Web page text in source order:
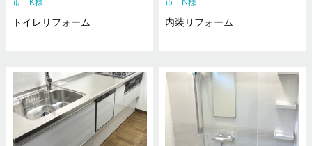
トイレリフォーム 内装リフォーム